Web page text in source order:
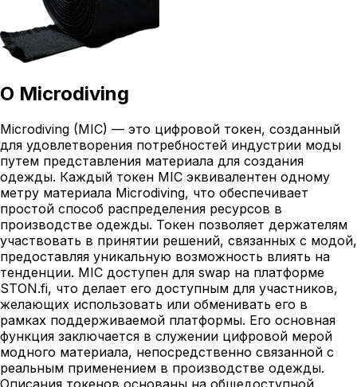
О Microdiving
Microdiving (MIC) — это цифровой токен, созданный
для удовлетворения потребностей индустрии моды
путем представления материала для создания
одежды. Каждый токен MIC эквивалентен одному
метру материала Microdiving, что обеспечивает
простой способ распределения ресурсов в
производстве одежды. Токен позволяет держателям
участвовать в принятии решений, связанных с модой,
предоставляя уникальную возможность влиять на
тенденции. MIC доступен для swap на платформе
STON.fi, что делает его доступным для участников,
желающих использовать или обменивать его в
рамках поддерживаемой платформы. Его основная
функция заключается в служении цифровой мерой
модного материала, непосредственно связанной с
реальным применением в производстве одежды.
Описания токенов основаны на общедоступной